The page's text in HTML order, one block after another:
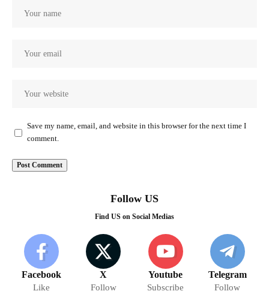
Save my name, email, and website in this browser for the next time I
comment.
Follow US
Find US on Social Medias
Facebook
Like
X
Follow
Youtube
Subscribe
Telegram
Follow